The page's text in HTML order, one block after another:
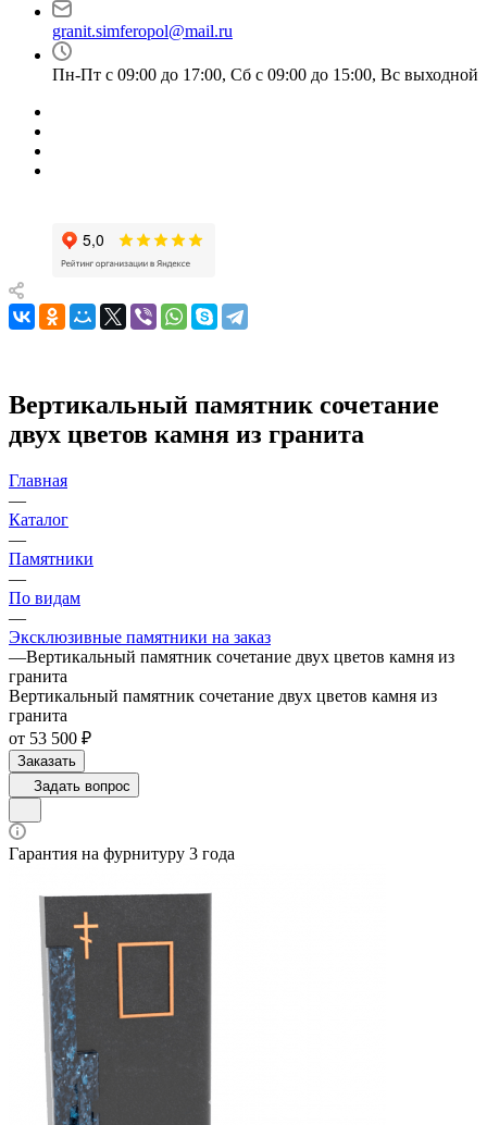
granit.simferopol@mail.ru
Пн-Пт с 09:00 до 17:00, Сб с 09:00 до 15:00, Вс выходной
Вертикальный памятник сочетание
двух цветов камня из гранита
Главная
—
Каталог
—
Памятники
—
По видам
—
Эксклюзивные памятники на заказ
—Вертикальный памятник сочетание двух цветов камня из
гранита
Вертикальный памятник сочетание двух цветов камня из
гранита
от 53 500 ₽
Заказать
Задать вопрос
Гарантия на фурнитуру 3 года